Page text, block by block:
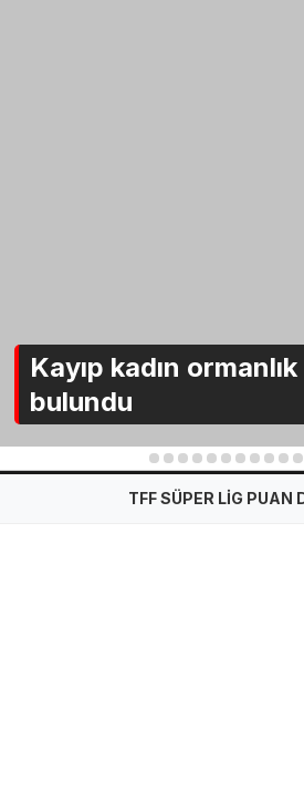
Kayıp kadın
bulundu
1 2 3 4 5 6 7 8 9 10 11
TFF SÜPER LİG PUAN